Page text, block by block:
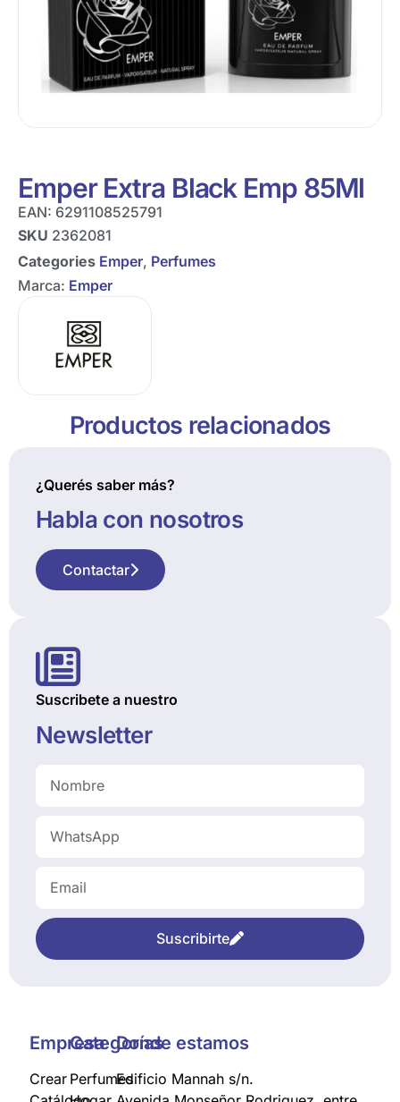
Emper Extra Black Emp 85Ml
EAN: 6291108525791
SKU 2362081
Categories Emper, Perfumes
Marca: Emper
Productos relacionados
¿Querés saber más?
Habla con nosotros
Contactar
Suscribete a nuestro
Newsletter
Suscribirte
Empresa
Crear
Categorías
Perfumes
Donde estamos
Edificio Mannah s/n.